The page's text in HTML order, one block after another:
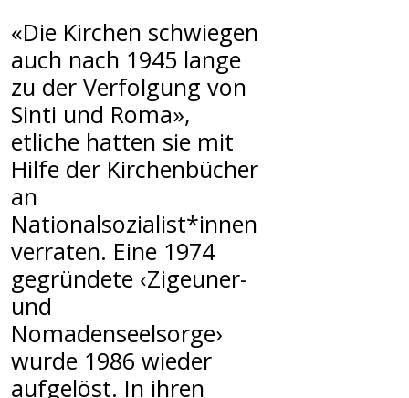
«Die Kirchen schwiegen
auch nach 1945 lange
zu der Verfolgung von
Sinti und Roma»,
etliche hatten sie mit
Hilfe der Kirchenbücher
an
Nationalsozialist*innen
verraten. Eine 1974
gegründete ‹Zigeuner-
und
Nomadenseelsorge›
wurde 1986 wieder
aufgelöst. In ihren